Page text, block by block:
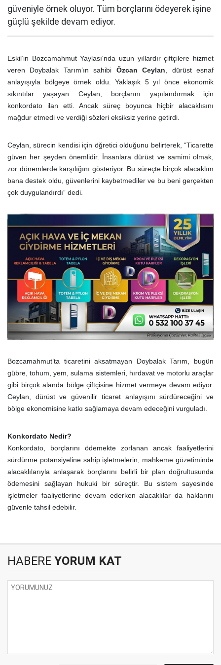
güveniyle örnek oluyor. Tüm borçlarını ödeyerek işine
güçlü şekilde devam ediyor.
Eskil’in Bozcamahmut Yaylası'nda uzun yıllardır çiftçilere hizmet
veren Doybalak Tarım’ın sahibi Özcan Ceylan , dürüst esnaf
anlayışıyla bölgeye örnek oldu. Yaklaşık 5 yıl önce ekonomik
sıkıntılar yaşayan Ceylan, borçlarını yapılandırmak için
konkordato ilan etti. Ancak süreç boyunca hiçbir alacaklısını
mağdur etmedi ve verdiği sözleri eksiksiz yerine getirdi.
Ceylan, sürecin kendisi için öğretici olduğunu belirterek, “Ticarette
güven her şeyden önemlidir. İnsanlara dürüst ve samimi olmak,
zor dönemlerde karşılığını gösteriyor. Bu süreçte birçok alacaklım
bana destek oldu, güvenlerini kaybetmediler ve bu beni gerçekten
çok duygulandırdı” dedi.
Bozcamahmut’ta ticaretini aksatmayan Doybalak Tarım, bugün
gübre, tohum, yem, sulama sistemleri, hırdavat ve motorlu araçlar
gibi birçok alanda bölge çiftçisine hizmet vermeye devam ediyor.
Ceylan, dürüst ve güvenilir ticaret anlayışını sürdüreceğini ve
bölge ekonomisine katkı sağlamaya devam edeceğini vurguladı.
Konkordato Nedir?
Konkordato, borçlarını ödemekte zorlanan ancak faaliyetlerini
sürdürme potansiyeline sahip işletmelerin, mahkeme gözetiminde
alacaklılarıyla anlaşarak borçlarını belirli bir plan doğrultusunda
ödemesini sağlayan hukuki bir süreçtir. Bu sistem sayesinde
işletmeler faaliyetlerine devam ederken alacaklılar da haklarını
güvenle tahsil edebilir.
HABERE YORUM KAT